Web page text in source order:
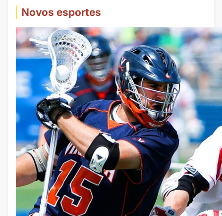
Novos esportes